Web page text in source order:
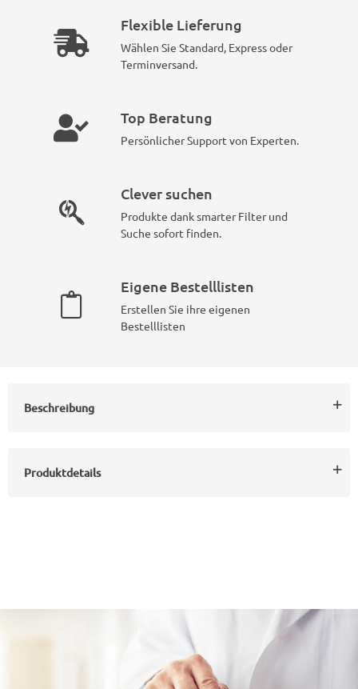
Flexible Lieferung
Wählen Sie Standard, Express oder
Terminversand.
Top Beratung
Persönlicher Support von Experten.
Clever suchen
Produkte dank smarter Filter und
Suche sofort finden.
Eigene Bestelllisten
Erstellen Sie ihre eigenen
Bestelllisten
Beschreibung
Produktdetails